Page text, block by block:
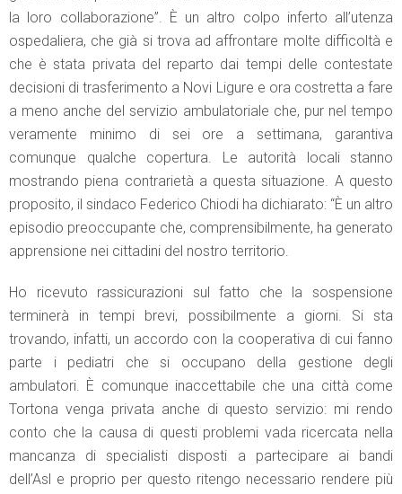
la loro collaborazione”. È un altro colpo inferto all’utenza
ospedaliera, che già si trova ad affrontare molte difficoltà e
che è stata privata del reparto dai tempi delle contestate
decisioni di trasferimento a Novi Ligure e ora costretta a fare
a meno anche del servizio ambulatoriale che, pur nel tempo
veramente minimo di sei ore a settimana, garantiva
comunque qualche copertura. Le autorità locali stanno
mostrando piena contrarietà a questa situazione. A questo
proposito, il sindaco Federico Chiodi ha dichiarato: “È un altro
episodio preoccupante che, comprensibilmente, ha generato
apprensione nei cittadini del nostro territorio.
Ho ricevuto rassicurazioni sul fatto che la sospensione
terminerà in tempi brevi, possibilmente a giorni. Si sta
trovando, infatti, un accordo con la cooperativa di cui fanno
parte i pediatri che si occupano della gestione degli
ambulatori. È comunque inaccettabile che una città come
Tortona venga privata anche di questo servizio: mi rendo
conto che la causa di questi problemi vada ricercata nella
mancanza di specialisti disposti a partecipare ai bandi
dell’Asl e proprio per questo ritengo necessario rendere più